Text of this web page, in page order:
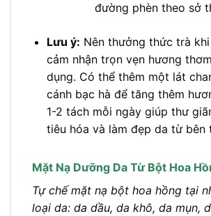
đường phèn theo sở
Lưu ý: Nên thưởng thức trà
cảm nhận trọn vẹn hương
dụng. Có thể thêm một lát
cánh bạc hà để tăng thêm
1-2 tách mỗi ngày giúp thư
tiêu hóa và làm đẹp da từ bên
Mặt Nạ Dưỡng Da Từ Bột Hoa
Tự chế mặt nạ bột hoa hồng tại
loại da: da dầu, da khô, da mụn,